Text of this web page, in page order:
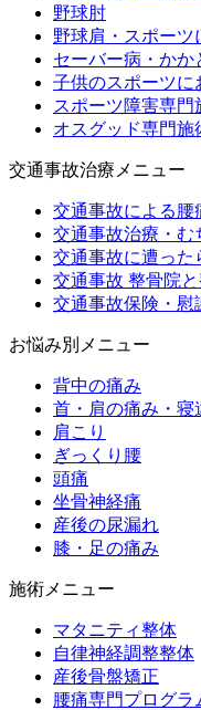
野球肘
野球肩・スポーツ
セーバー病・かか
子供のスポーツに
スポーツ障害専門
オスグッド専門施
交通事故治療メニュー
交通事故による腰
交通事故治療・む
交通事故に遭った
交通事故 整骨院
交通事故保険・慰
お悩み別メニュー
背中の痛み
首・肩の痛み・寝
肩こり
ぎっくり腰
頭痛
坐骨神経痛
産後の尿漏れ
膝・足の痛み
施術メニュー
マタニティ整体
自律神経調整整体
産後骨盤矯正
腰痛専門プログラ